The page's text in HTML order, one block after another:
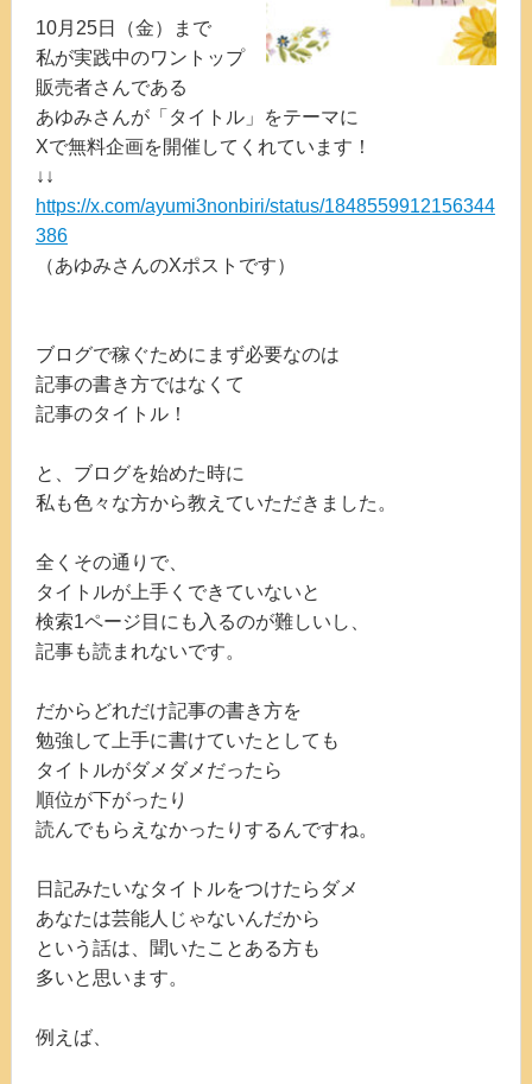
10月25日（金）まで
私が実践中のワントップ
販売者さんである
あゆみさんが「タイトル」をテーマに
Xで無料企画を開催してくれています！
↓↓
https://x.com/ayumi3nonbiri/status/1848559912156344
386
（あゆみさんのXポストです）
ブログで稼ぐためにまず必要なのは
記事の書き方ではなくて
記事のタイトル！
と、ブログを始めた時に
私も色々な方から教えていただきました。
全くその通りで、
タイトルが上手くできていないと
検索1ページ目にも入るのが難しいし、
記事も読まれないです。
だからどれだけ記事の書き方を
勉強して上手に書けていたとしても
タイトルがダメダメだったら
順位が下がったり
読んでもらえなかったりするんですね。
日記みたいなタイトルをつけたらダメ
あなたは芸能人じゃないんだから
という話は、聞いたことある方も
多いと思います。
例えば、